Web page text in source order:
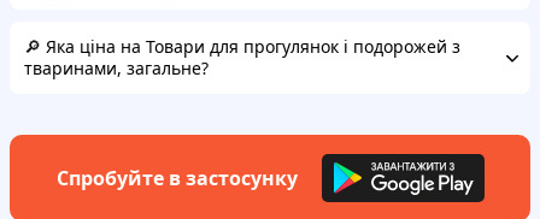
🔎 Яка ціна на Товари для прогулянок і подорожей з
тваринами, загальне?
Спробуйте в застосунку